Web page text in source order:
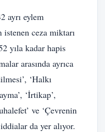
ayrı eylem
ceza miktarı
yıla kadar hapis
arasında ayrıca
‘Halkı
‘İrtikap’,
ve ‘Çevrenin
da yer alıyor.